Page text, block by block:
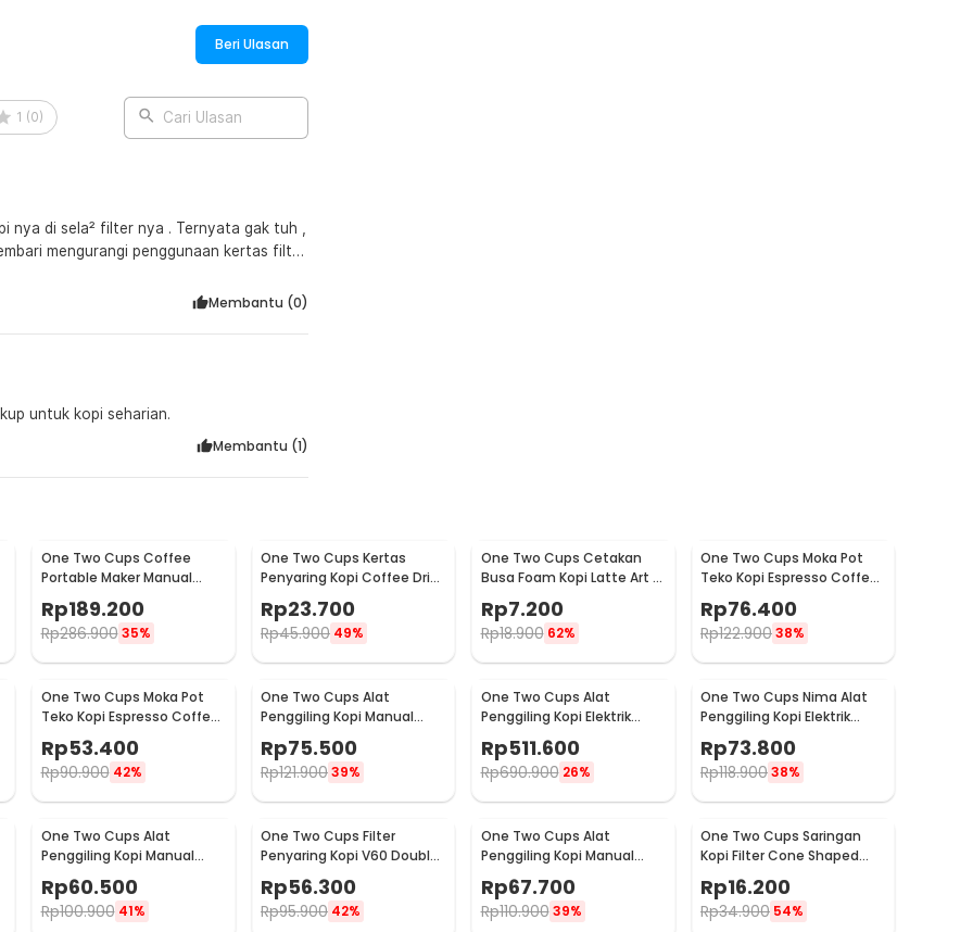
Beri Ulasan
1 (0) Cari Ulasan
nya di sela² filter nya . Ternyata gak tuh ,
mengurangi penggunaan kertas filter
Membantu (0)
untuk kopi seharian.
Membantu (1)
One Two Cups Coffee
Portable Maker Manual
Hand Press Espresso 300ml
- T35066
Rp189.200
Rp286.900 35%
One Two Cups Kertas
Penyaring Kopi Coffee Drip
Bag Paper Filter 50PCS -
T111
Rp23.700
Rp45.900 49%
One Two Cups Cetakan
Busa Foam Kopi Latte Art 16
PCS - JJYE01
Rp7.200
Rp18.900 62%
One Two Cups Moka Pot
Teko Kopi Espresso Coffee
Stovetop 6 Cup 300ml -
Z20
Rp76.400
Rp122.90038%
One Two Cups Moka Pot
Teko Kopi Espresso Coffee
Stovetop 2 Cup 100ml -
Z20
Rp53.400
Rp90.900 42%
One Two Cups Alat
Penggiling Kopi Manual
Coffee Grinder Wood -
16290
Rp75.500
Rp121.90039%
One Two Cups Alat
Penggiling Kopi Elektrik
Coffee Grinder Adjustable
- 600N
Rp511.600
Rp690.900 26%
One Two Cups Nima Alat
Penggiling Kopi Elektrik
Bumbu Coffee Grinder -
NM-8300
Rp73.800
Rp118.90038%
One Two Cups Alat
Penggiling Kopi Manual
Coffee Grinder Adjustable
- RHNHA0176
Rp60.500
Rp100.900 41%
One Two Cups Filter
Penyaring Kopi V60 Double
Layer Coffee Filter - FS-40S
Rp56.300
Rp95.900 42%
One Two Cups Alat
Penggiling Kopi Manual
Coffee Grinder Adjustable
- CF4146
Rp67.700
Rp110.900 39%
One Two Cups Saringan
Kopi Filter Cone Shaped
Coffee Dripper 1 PCS - K741
Rp16.200
Rp34.900 54%